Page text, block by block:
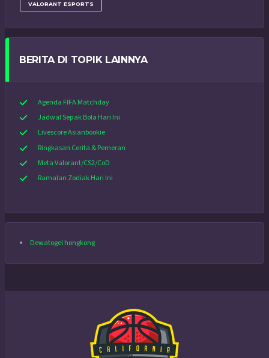
VALORANT ESPORTS
BERITA DI TOPIK LAINNYA
Agenda FIFA Matchday
Jadwal Sepak Bola Hari Ini
Livescore Asianbookie
Ringkasan Cerita & Pemeran
Meta Valorant/CS2/CoD
Ramalan Zodiak Hari Ini
Dewatogel hongkong